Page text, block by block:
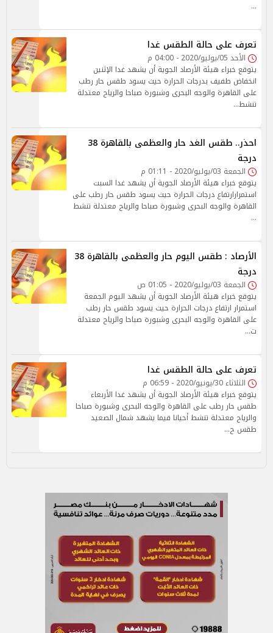
…
تعرف على حالة الطقس غدا
الأحد 05/يوليو/2020 - 04:00 م
يتوقع خبراء هيئة الأرصاد الجوية أن يشهد غدا الإثنين
انخفاض طفيف بدرجات الحرارة حيث يسود طقس حار رطب
على القاهرة والوجه البحرى وشبورة صباحا والرياح معتدلة
تنشط…
احذر.. طقس الغد حار والعظمى بالقاهرة 38
درجة
الجمعة 03/يوليو/2020 - 01:11 م
يتوقع خبراء هيئة الأرصاد الجوية أن يشهد غدا السبت
استمرارارتفاع درجات الحرارة حيث يسود طقس حار رطب على
القاهرة والوجه البحرى وشبورة صباحا والرياح معتدلة تنشط
…
الأرصاد : طقس اليوم حار والعظمى بالقاهرة 38
درجة
الجمعة 03/يوليو/2020 - 01:05 ص
يتوقع خبراء هيئة الأرصاد الجوية أن يشهد اليوم الجمعة
استمرار ارتفاع درجات الحرارة حيث يسود طقس حار رطب
على القاهرة والوجه البحرى وشبورة صباحا والرياح معتدلة
ت…
تعرف على حالة الطقس غدا
الثلاثاء 30/يونيو/2020 - 06:59 م
يتوقع خبراء هيئة الأرصاد الجوية أن يشهد غدا الأربعاء
طقس حار رطب على القاهرة والوجه البحرى وشبورة صباحا
والرياح معتدلة تنشط أحيانا فيما يشهد شمال الصعيد
طقس ح…